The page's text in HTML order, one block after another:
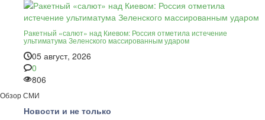
Ракетный «салют» над Киевом: Россия отметила истечение
ультиматума Зеленского массированным ударом
05 август, 2026
0
806
Обзор СМИ
Новости и не только